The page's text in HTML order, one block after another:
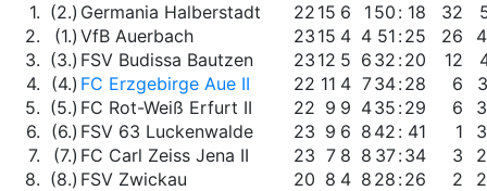
1. (2.) Germania Halberstadt 22 15 6 1 50 : 18 32
2.
(1.) VfB Auerbach 23 15 4 4 51 :25 26
3. (3.) FSV Budissa Bautzen 23 12 5 6 32 :20 12
4. (4.) FC Erzgebirge Aue II 22 11 4 734:28 6
5. (5.) FC Rot-Weiß Erfurt II 22 9 9 435 :29 6
6. (6.) FSV 63 Luckenwalde 23 9 6 8 42 : 41 1
7.
(7.) FC Carl Zeiss Jena II 23 7 8 8 37:34 3
8. (8.) FSV Zwickau 20 8 4 8 28 :26 2